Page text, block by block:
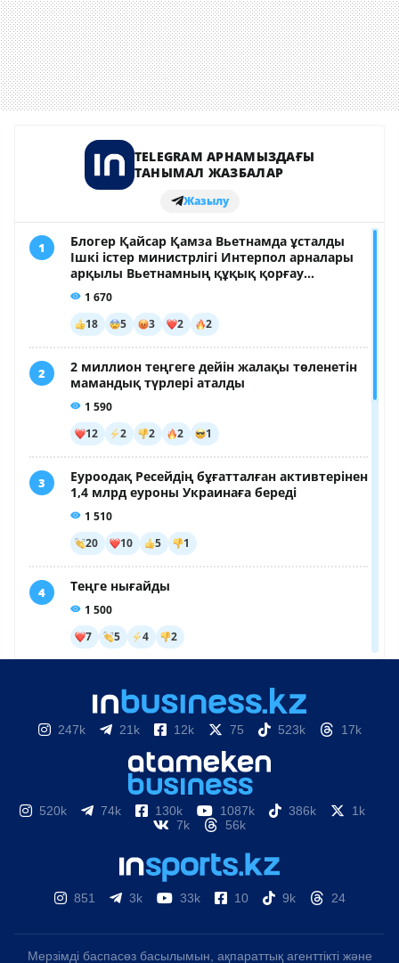
247k 21k 12k 75 523k 17k
520k 74k 130k 1087k 386k
1k
7k
56k
851 3k 33k 10 9k 24
Мерзімді баспасөз басылымын, ақпараттық агенттікті және